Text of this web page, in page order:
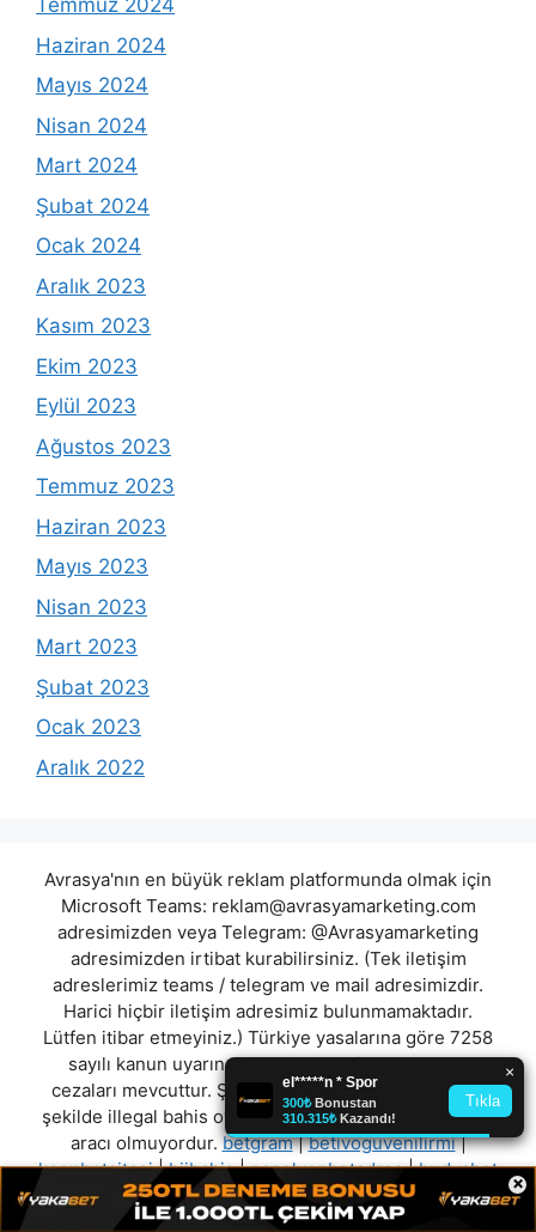
×
Temmuz 2024
Haziran 2024
Mayıs 2024
Nisan 2024
Mart 2024
Şubat 2024
Ocak 2024
Aralık 2023
Kasım 2023
Ekim 2023
Eylül 2023
Ağustos 2023
Temmuz 2023
Haziran 2023
Mayıs 2023
Nisan 2023
Mart 2023
Şubat 2023
Ocak 2023
Aralık 2022
Avrasya'nın en büyük reklam platformunda olmak için
Microsoft Teams: reklam@avrasyamarketing.com
adresimizden veya Telegram: @Avrasyamarketing
adresimizden irtibat kurabilirsiniz. (Tek iletişim
adreslerimiz teams / telegram ve mail adresimizdir.
Harici hiçbir iletişim adresimiz bulunmamaktadır.
Lütfen itibar etmeyiniz.) Türkiye yasalarına göre 7258
sayılı kanun uyarınca yasa dışı bahis oynamanın
cezaları mevcuttur. Şu an bulunduğunuz site hiç bir
şekilde illegal bahis oyunları oynatmıyor ve oynamaya
aracı olmuyordur.betgram|betivoguvenilirmi|
keonbetsitesi|biibahis|napolyonbetadres|budvabet
|arascasino|birbetx